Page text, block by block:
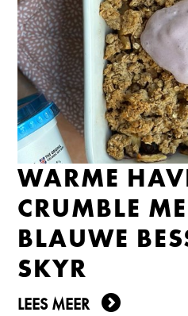
WARME
CRUMBLE
BLAUWE
SKYR
LEES MEER